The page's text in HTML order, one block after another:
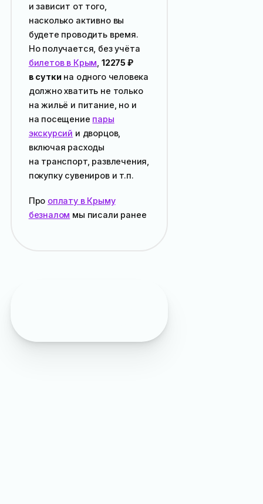
и зависит от того,
насколько активно вы
будете проводить время.
Но получается, без учёта
билетов в Крым 12275₽
в суткина одного человека
должно хватить не только
на жильё и питание, но и
на посещение пары
экскурсий и дворцов,
включая расходы
на транспорт, развлечения,
покупку сувениров и т.п.
Про оплату в Крыму
безналом мы писали ранее